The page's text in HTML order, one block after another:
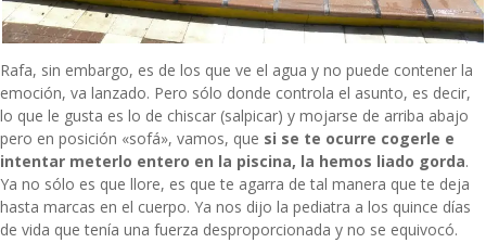
Rafa, sin embargo, es de los que ve el agua y no puede contener la
emoción, va lanzado. Pero sólo donde controla el asunto, es decir,
lo que le gusta es lo de chiscar (salpicar) y mojarse de arriba abajo
pero en posición «sofá», vamos, que si se te ocurre cogerle e
intentar meterlo entero en la piscina, la hemos liado gorda.
Ya no sólo es que llore, es que te agarra de tal manera que te deja
hasta marcas en el cuerpo. Ya nos dijo la pediatra a los quince días
de vida que tenía una fuerza desproporcionada y no se equivocó.